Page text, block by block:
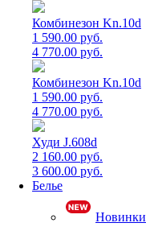
Комбинезон Kn.10d
1 590.00 руб.
4 770.00 руб.
Комбинезон Kn.10d
1 590.00 руб.
4 770.00 руб.
Худи J.608d
2 160.00 руб.
3 600.00 руб.
Белье
Новинки